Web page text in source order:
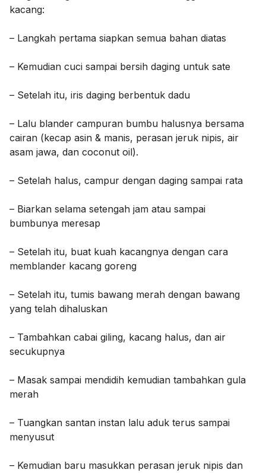
kacang:
– Langkah pertama siapkan semua bahan diatas
– Kemudian cuci sampai bersih daging untuk sate
– Setelah itu, iris daging berbentuk dadu
– Lalu blander campuran bumbu halusnya bersama
cairan (kecap asin & manis, perasan jeruk nipis, air
asam jawa, dan coconut oil).
– Setelah halus, campur dengan daging sampai rata
– Biarkan selama setengah jam atau sampai
bumbunya meresap
– Setelah itu, buat kuah kacangnya dengan cara
memblander kacang goreng
– Setelah itu, tumis bawang merah dengan bawang
yang telah dihaluskan
– Tambahkan cabai giling, kacang halus, dan air
secukupnya
– Masak sampai mendidih kemudian tambahkan gula
merah
– Tuangkan santan instan lalu aduk terus sampai
menyusut
– Kemudian baru masukkan perasan jeruk nipis dan